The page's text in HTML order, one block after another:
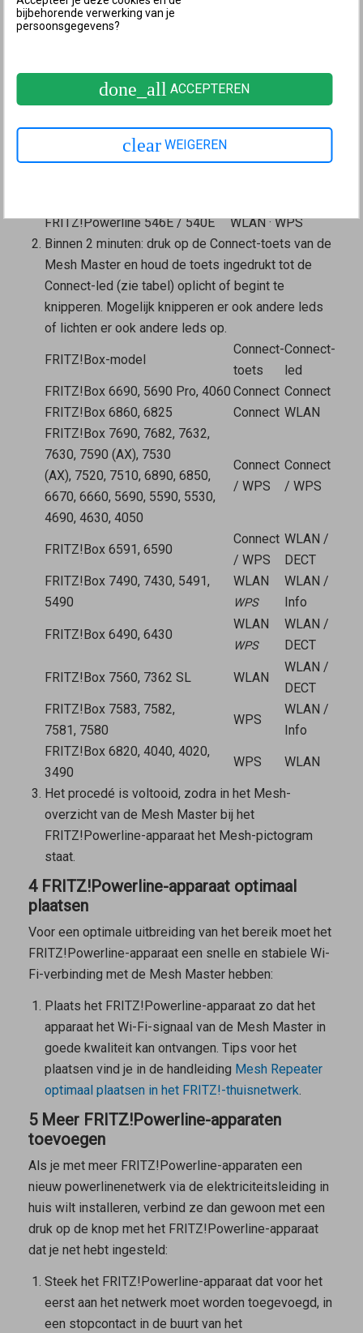
toets weer los. Zodra de toets wordt losgelaten,
knipperen afhankelijk van het model
andere leds.
FRITZ!Powerline-model
Connect-toets
Connect
WLAN - WPS
FRITZ!Powerline 546E / 540E
WLAN·WPS
Binnen 2 minuten: druk op de Connect-toets van de
Mesh Masteren houd de toets ingedrukt tot de
Connect-led (zie tabel) oplicht of begint te
knipperen. Mogelijk knipperen er ook andere leds
of lichten er ook andere leds op.
FRITZ!Box-model
Connect-
toets
Connect-
led
FRITZ!Box 6690, 5690 Pro, 4060 Connect Connect
FRITZ!Box 6860, 6825
Connect WLAN
FRITZ!Box 7690, 7682, 7632,
7630, 7590 (AX), 7530
(AX), 7520, 7510, 6890, 6850,
6670, 6660, 5690, 5590, 5530,
4690, 4630, 4050
Connect
/ WPS
Connect
/ WPS
FRITZ!Box 6591, 6590
Connect
/ WPS
WLAN /
DECT
FRITZ!Box 7490, 7430, 5491,
5490
WLAN
WPS
WLAN /
Info
FRITZ!Box 6490, 6430
WLAN
WPS
WLAN /
DECT
FRITZ!Box 7560, 7362 SL WLAN
WLAN /
DECT
FRITZ!Box 7583, 7582,
7581, 7580
WPS
WLAN /
Info
FRITZ!Box 6820, 4040, 4020,
3490
WPS WLAN
Het procedé is voltooid, zodra in het Mesh-
overzicht van de Mesh Masterbij het
FRITZ!Powerline-apparaat het Mesh-pictogram
staat.
4 FRITZ!Powerline-apparaat optimaal
plaatsen
Voor een optimale uitbreiding van het bereik moet het
FRITZ!Powerline-apparaat een snelle en stabiele Wi-
Fi-verbinding met de Mesh Masterhebben:
Plaats het FRITZ!Powerline-apparaat zo dat het
apparaat het Wi-Fi-signaal van de Mesh Masterin
goede kwaliteit kan ontvangen. Tips voor het
plaatsen vind je in de handleiding Mesh Repeater
optimaal plaatsen in het FRITZ!-thuisnetwerk.
5 Meer FRITZ!Powerline-apparaten
toevoegen
Als je met meer FRITZ!Powerline-apparaten een
nieuw powerlinenetwerk via de elektriciteitsleiding in
huis wilt installeren, verbind ze dan gewoon met een
druk op de knop met het FRITZ!Powerline-apparaat
dat je net hebt ingesteld:
Steek het FRITZ!Powerline-apparaat dat voor het
eerst aan het netwerk moet worden toegevoegd, in
een stopcontact in de buurt van het
bijbehorende verwerking van je
persoonsgegevens?
done_all ACCEPTEREN
clear WEIGEREN